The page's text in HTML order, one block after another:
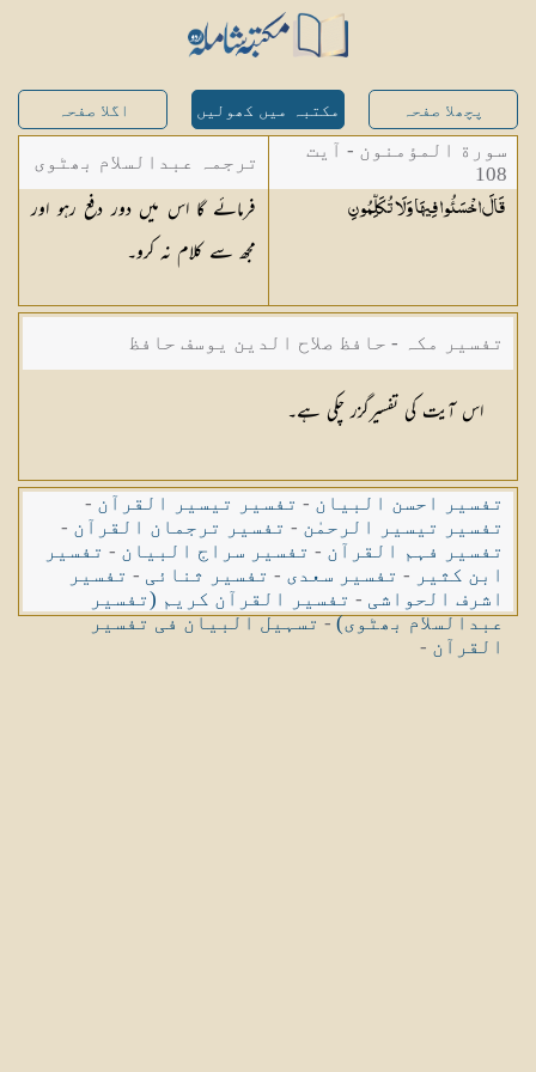
پچھلا صفحہ مکتبہ میں کھولیں اگلا صفحہ
سورة المؤمنون - آیت
108
قَالَ اخْسَئُوا فِيهَا وَلَاتُكَلِّمُونِ
ترجمہ عبدالسلام بھٹوی
- عبدالسلام بن محمد
فرمائے گا اس میں دور دفع رہو اور
مجھ سے کلام نہ کرو۔
تفسیر مکہ - حافظ صلاح الدین یوسف حافظ
اس آیت کی تفسیرگزر چکی ہے۔
تفسیر احسن البیان - تفسیر تیسیر القرآن -
تفسیر تیسیر الرحمٰن - تفسیر ترجمان القرآن -
تفسیر فہم القرآن - تفسیر سراج البیان - تفسیر
ابن کثیر - تفسیر سعدی - تفسیر ثنائی - تفسیر
اشرف الحواشی - تفسیر القرآن کریم (تفسیر
عبدالسلام بھٹوی)-تسہیل البیان فی تفسیر
القرآن -